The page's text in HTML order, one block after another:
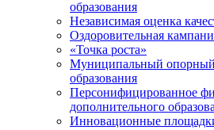
образования
Независимая оценка
Оздоровительная
«Точка роста»
Муниципальный опорный
образования
Персонифицированное
дополнительного
Инновационные